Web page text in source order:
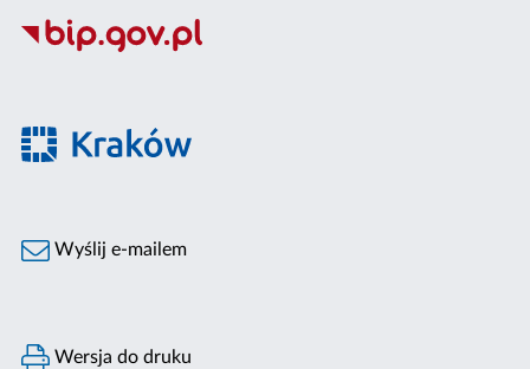
Wyślij e-mailem
Wersja do druku